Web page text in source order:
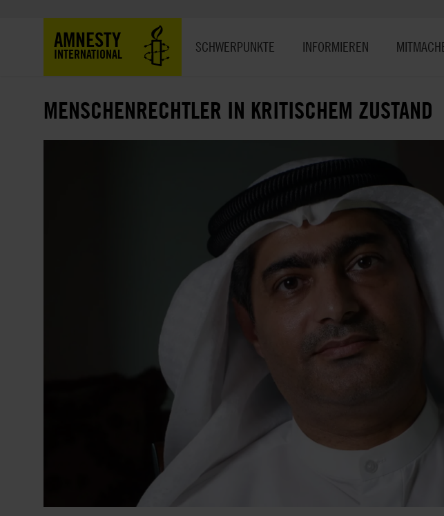
AMNESTY
INTERNATIONAL SCHWERPUNKTE INFORMIEREN
MENSCHENRECHTLER IN KRITISCHEM ZUSTAND